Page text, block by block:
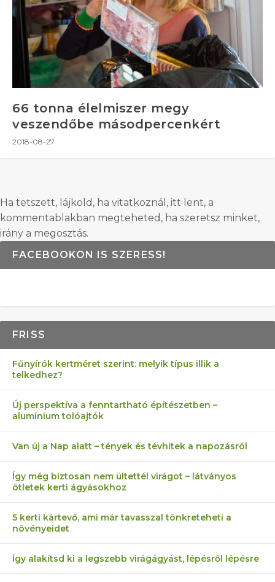
66 tonna élelmiszer megy
veszendőbe másodpercenkért
2018-08-27
Ha tetszett, lájkold, ha vitatkoznál, itt lent, a
kommentablakban megteheted, ha szeretsz minket,
irány a megosztás.
FACEBOOKON IS SZERESS!
FRISS
Fűnyírók kertméret szerint: melyik típus illik a
telkedhez?
Új perspektíva a fenntartható építészetben –
alumínium tolóajtók
Van új a Nap alatt – tények és tévhitek a napozásról
Így még biztosan nem ültettél virágot – látványos
ötletek kerti ágyásokhoz
5 kerti kártevő, ami már tavasszal tönkreteheti a
növényeidet
Így alakítsd ki a legszebb virágágyást, lépésről lépésre